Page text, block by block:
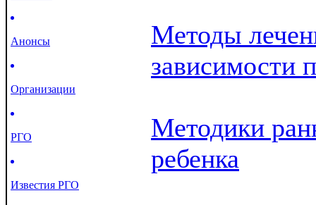
Анонсы
Организации
РГО
Известия РГО
Методы
зависимости
Методики
ребенка